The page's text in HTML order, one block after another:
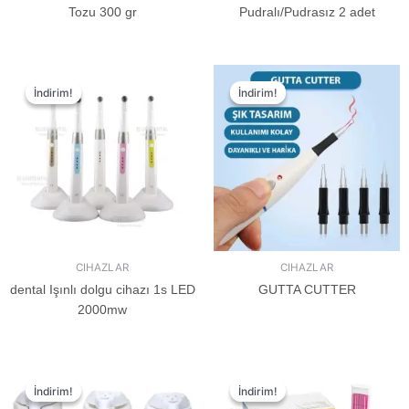
Tozu 300 gr
Pudralı/Pudrasız 2 adet
İndirim!
İndirim!
CIHAZLAR
dental Işınlı dolgu cihazı 1s LED
2000mw
İndirim!
İndirim!
CIHAZLAR
GUTTA CUTTER
İndirim!
İndirim! İndirim!
İndirim!